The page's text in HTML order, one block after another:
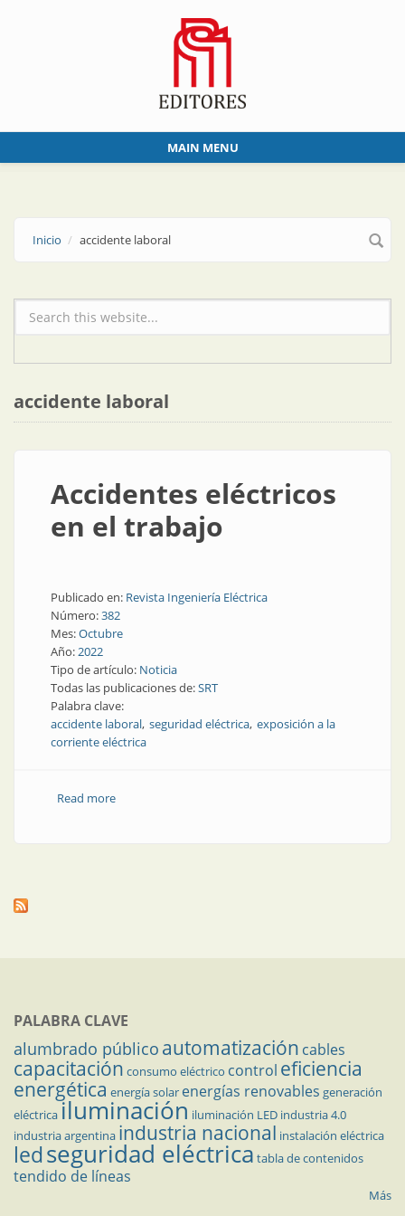
MAIN MENU
Inicio accidente laboral
Formulario de búsqueda
accidente laboral
Accidentes eléctricos
en el trabajo
Publicado en: Revista Ingeniería Eléctrica
Número:382
Mes:Octubre
Año:2022
Tipo de artículo: Noticia
Todas las publicaciones de:SRT
Palabra clave:
accidente laboral seguridad eléctrica exposición a la
corriente eléctrica
Read moreabout Accidentes eléctricos en el trabajo
PALABRA CLAVE
alumbrado público automatización cables
capacitación consumo eléctrico control eficiencia
energética energía solar energías renovables generación
eléctricailuminación iluminación LED industria 4.0
industria argentina industria nacional instalación eléctrica
ledseguridad eléctrica tabla de contenidos
tendido de líneas
Más